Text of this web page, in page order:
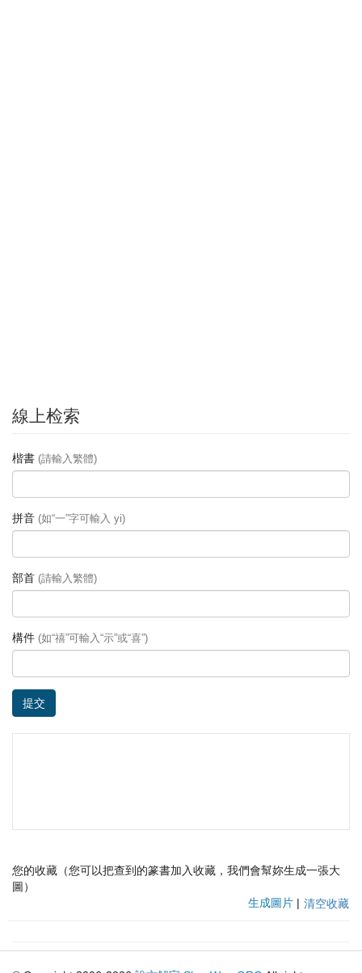
線上检索
楷書 (請輸入繁體)
拼音 (如“一”字可輸入 yi)
部首 (請輸入繁體)
構件 (如“禧”可輸入“示”或“喜”)
提交
您的收藏（您可以把查到的篆書加入收藏，我們會幫妳生成一張大
圖）
生成圖片 | 清空收藏